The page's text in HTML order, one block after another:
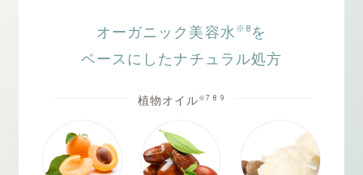
オーガニック美容水 ※8 を
ベースにしたナチュラル処方
植物オイル ※7 8 9